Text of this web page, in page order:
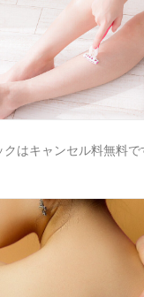
はキャンセル料無料で